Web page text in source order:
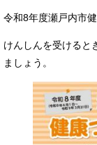
令和8年度瀬戸内市
けんしんを受けると
ましょう。